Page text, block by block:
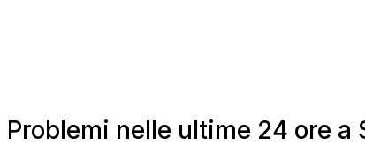
Problemi nelle ultime 24 ore